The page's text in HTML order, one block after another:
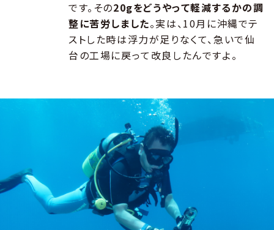
です。その20gをどうやって軽減するかの調
整に苦労しました。実は、10月に沖縄でテ
ストした時は浮力が足りなくて、急いで仙
台の工場に戻って改良したんですよ。